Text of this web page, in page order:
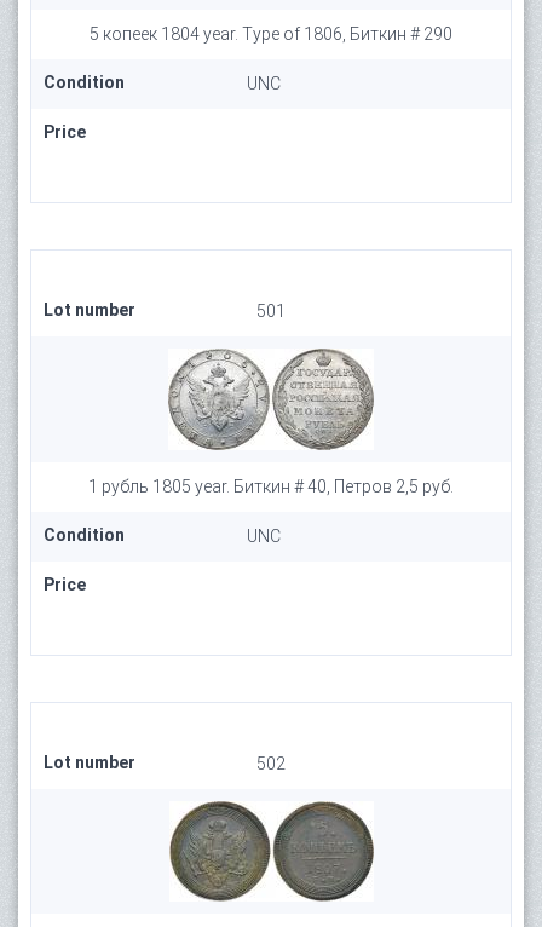
5 копеек 1804 year. Type of 1806, Биткин # 290
Condition UNC
Price
Lot number 501
1 рубль 1805 year. Биткин # 40, Петров 2,5 руб.
Condition UNC
Price
Lot number 502